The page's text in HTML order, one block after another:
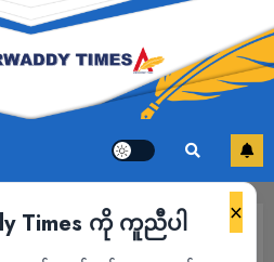
×
Times ကို ကူညီပါ